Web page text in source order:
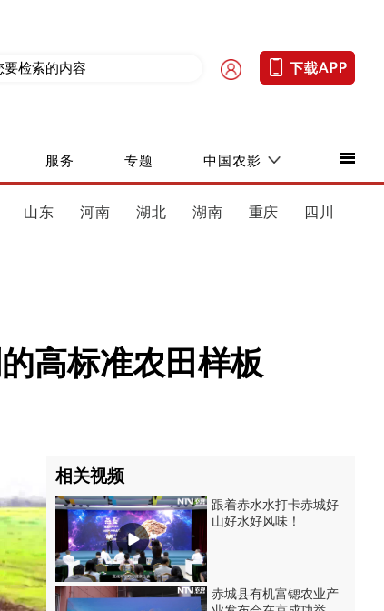
服务 专题 中国农影
山东 河南 湖北 湖南 重庆 四川
高标准农田样板
相关视频
跟着赤水水打卡赤城好
山好水好风味！
赤城县有机富锶农业产